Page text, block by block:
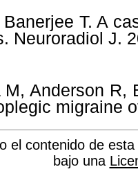
T. A
Neuroradiol J.
M, Anderson
migraine
el contenido de
bajo una